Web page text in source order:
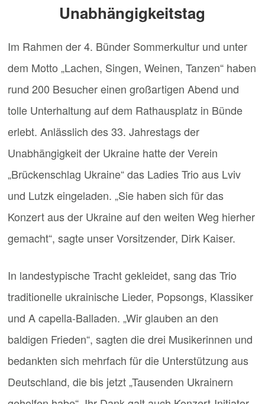
Unabhängigkeitstag
Im Rahmen der 4. Bünder Sommerkultur und unter
dem Motto „Lachen, Singen, Weinen, Tanzen“ haben
rund 200 Besucher einen großartigen Abend und
tolle Unterhaltung auf dem Rathausplatz in Bünde
erlebt. Anlässlich des 33. Jahrestags der
Unabhängigkeit der Ukraine hatte der Verein
„Brückenschlag Ukraine“ das Ladies Trio aus Lviv
und Lutzk eingeladen. „Sie haben sich für das
Konzert aus der Ukraine auf den weiten Weg hierher
gemacht“, sagte unser Vorsitzender, Dirk Kaiser.
In landestypische Tracht gekleidet, sang das Trio
traditionelle ukrainische Lieder, Popsongs, Klassiker
und A capella-Balladen. „Wir glauben an den
baldigen Frieden“, sagten die drei Musikerinnen und
bedankten sich mehrfach für die Unterstützung aus
Deutschland, die bis jetzt „Tausenden Ukrainern